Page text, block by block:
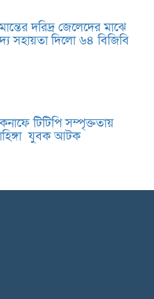
দরিদ্র জেলেদের মাঝে
সহায়তা দিলো ৬৪ বিজিবি
টিটিপি সম্পৃক্ততায়
যুবক আটক